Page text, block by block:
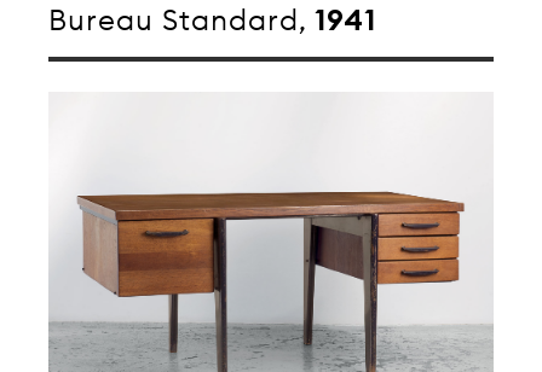
Bureau Standard, 1941